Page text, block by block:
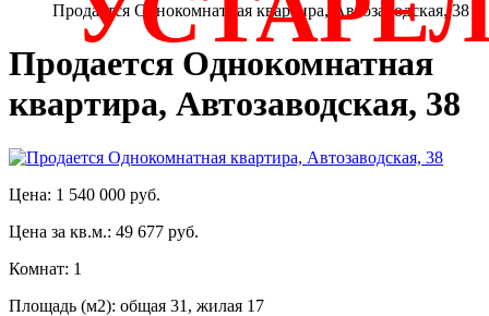
Продается Однокомнатная квартира, Автозаводская, 38
Продается Однокомнатная
квартира, Автозаводская, 38
Цена: 1 540 000 руб.
Цена за кв.м.: 49 677 руб.
Комнат: 1
Площадь (м2): общая 31, жилая 17